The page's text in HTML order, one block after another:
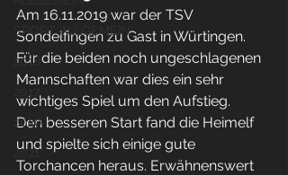
SPORT ALLGEMEIN
2018
2020
2021
Am 16.11.2019 war der TSV
Sondelfingen zu Gast in Würtingen.
Für die beiden noch ungeschlagenen
Mannschaften war dies ein sehr
wichtiges Spiel um den Aufstieg.
Den besseren Start fand die Heimelf
und spielte sich einige gute
Torchancen heraus. Erwähnenswert